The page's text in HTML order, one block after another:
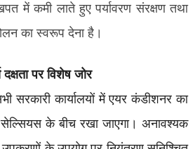
में कमी लाते हुए पर्यावरण संरक्षण तथा
का स्वरूप देना है।
दक्षता पर विशेष जोर
सरकारी कार्यालयों में एयर कंडीशनर का
सेल्सियस के बीच रखा जाएगा। अनावश्यक